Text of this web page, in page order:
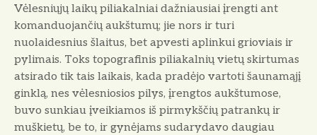
Vėlesniųjų laikų piliakalniai dažniausiai įrengti ant
komanduojančių aukštumų; jie nors ir turi
nuolaidesnius šlaitus, bet apvesti aplinkui grioviais ir
pylimais. Toks topografinis piliakalnių vietų skirtumas
atsirado tik tais laikais, kada pradėjo vartoti šaunamąjį
ginklą, nes vėlesniosios pilys, įrengtos aukštumose,
buvo sunkiau įveikiamos iš pirmykščių patrankų ir
muškietų, be to, ir gynėjams sudarydavo daugiau